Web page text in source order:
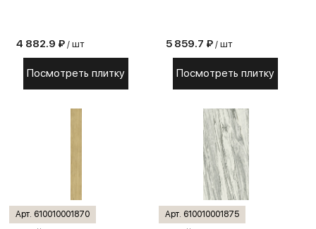
4 882.9 ₽ / шт
Посмотреть плитку
5 859.7 ₽ / шт
Посмотреть плитку
Арт. 610010001870 Арт. 610010001875